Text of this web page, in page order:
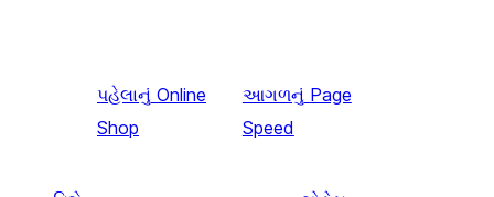
પહેલાનું Online
Shop
આગળનું Page
Speed